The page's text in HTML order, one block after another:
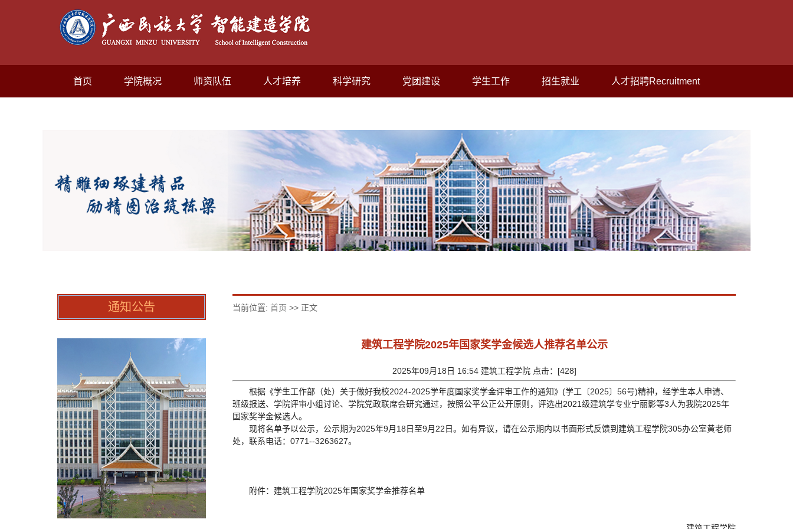
首页 学院概况 师资队伍 人才培养 科学研究 党团建设 学生工作 招生就业 人才招聘Recruitment
通知公告 当前位置: 首页 >> 正文
建筑工程学院2025年国家奖学金候选人推荐名单公示
2025年09月18日 16:54 建筑工程学院 点击：[428]
根据《学生工作部（处）关于做好我校2024-2025学年度国家奖学金评审工作的通知》(学工〔2025〕56号)精神，经学生本人申请、
班级报送、学院评审小组讨论、学院党政联席会研究通过，按照公平公正公开原则，评选出2021级建筑学专业宁丽影等3人为我院2025年
国家奖学金候选人。
现将名单予以公示，公示期为2025年9月18日至9月22日。如有异议，请在公示期内以书面形式反馈到建筑工程学院305办公室黄老师
处，联系电话：0771--3263627。
附件：建筑工程学院2025年国家奖学金推荐名单